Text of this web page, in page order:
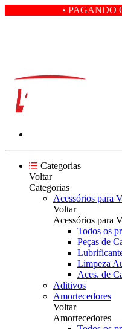
• PAGANDO
Categorias
Voltar
Categorias
Acessórios para
Voltar
Acessórios para
Todos os
Peças de
Limpeza
Aces. de
Aditivos
Amortecedores
Voltar
Amortecedores